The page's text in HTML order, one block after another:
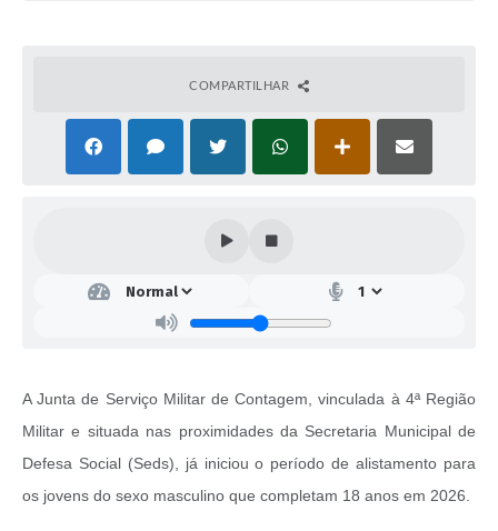
COMPARTILHAR
A Junta de Serviço Militar de Contagem, vinculada à 4ª Região
Militar e situada nas proximidades da Secretaria Municipal de
Defesa Social (Seds), já iniciou o período de alistamento para
os jovens do sexo masculino que completam 18 anos em 2026.